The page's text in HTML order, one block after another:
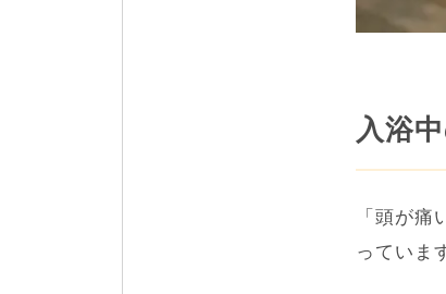
入浴
「頭が
っていま